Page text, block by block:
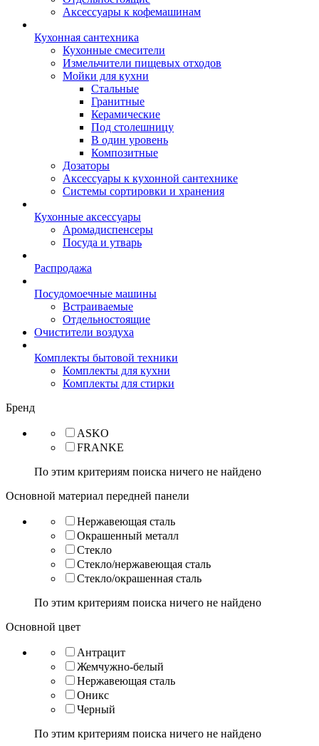
Аксессуары к кофемашинам
Кухонная сантехника
Кухонные смесители
Измельчители пищевых отходов
Мойки для кухни
Стальные
Гранитные
Керамические
Под столешницу
В один уровень
Композитные
Дозаторы
Аксессуары к кухонной сантехнике
Системы сортировки и хранения
Кухонные аксессуары
Аромадиспенсеры
Посуда и утварь
Распродажа
Посудомоечные машины
Встраиваемые
Отдельностоящие
Очистители воздуха
Комплекты бытовой техники
Комплекты для кухни
Комплекты для стирки
Бренд
ASKO
FRANKE
По этим критериям поиска ничего не найдено
Основной материал передней панели
Нержавеющая сталь
Окрашенный металл
Стекло
Стекло/нержавеющая сталь
Стекло/окрашенная сталь
По этим критериям поиска ничего не найдено
Основной цвет
Антрацит
Жемчужно-белый
Нержавеющая сталь
Оникс
Черный
По этим критериям поиска ничего не найдено